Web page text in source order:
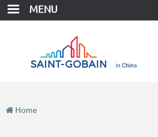
Skip
MENU
Home